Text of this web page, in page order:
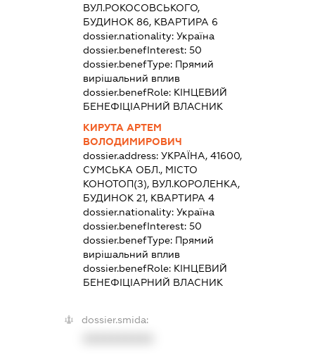
ВУЛ.РОКОСОВСЬКОГО,
БУДИНОК 86, КВАРТИРА 6
dossier.nationality:Україна
dossier.benefInterest:50
dossier.benefType: Прямий
вирішальний вплив
dossier.benefRole: КІНЦЕВИЙ
БЕНЕФІЦІАРНИЙ ВЛАСНИК
КИРУТА АРТЕМ
ВОЛОДИМИРОВИЧ
dossier.address:УКРАЇНА, 41600,
СУМСЬКА ОБЛ., МІСТО
КОНОТОП(З), ВУЛ.КОРОЛЕНКА,
БУДИНОК 21, КВАРТИРА 4
dossier.nationality:Україна
dossier.benefInterest:50
dossier.benefType: Прямий
вирішальний вплив
dossier.benefRole: КІНЦЕВИЙ
БЕНЕФІЦІАРНИЙ ВЛАСНИК
dossier.smida: